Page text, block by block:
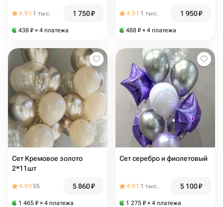
4.91 1 тыс. 1 750₽
438 ₽ × 4 платежа
4.91 1 тыс. 1 950₽
488 ₽ × 4 платежа
Сет Кремовое золото
2*11шт
4.9955 5 860₽
1 465 ₽ × 4 платежа
Сет серебро и фиолетовый
4.91 1 тыс. 5 100₽
1 275 ₽ × 4 платежа